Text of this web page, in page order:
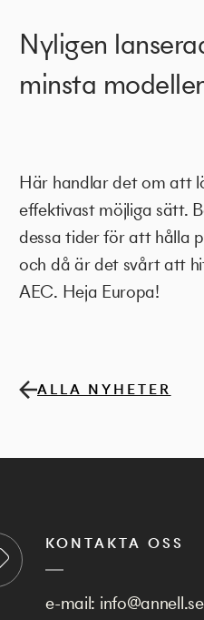
Nyligen
minsta
Här handlar det om att
effektivast möjliga sätt.
dessa tider för att hålla
och då är det svårt att
AEC. Heja Europa!
ALLA NYHETER
KONTAKTA OSS
e-mail: info@annell.se